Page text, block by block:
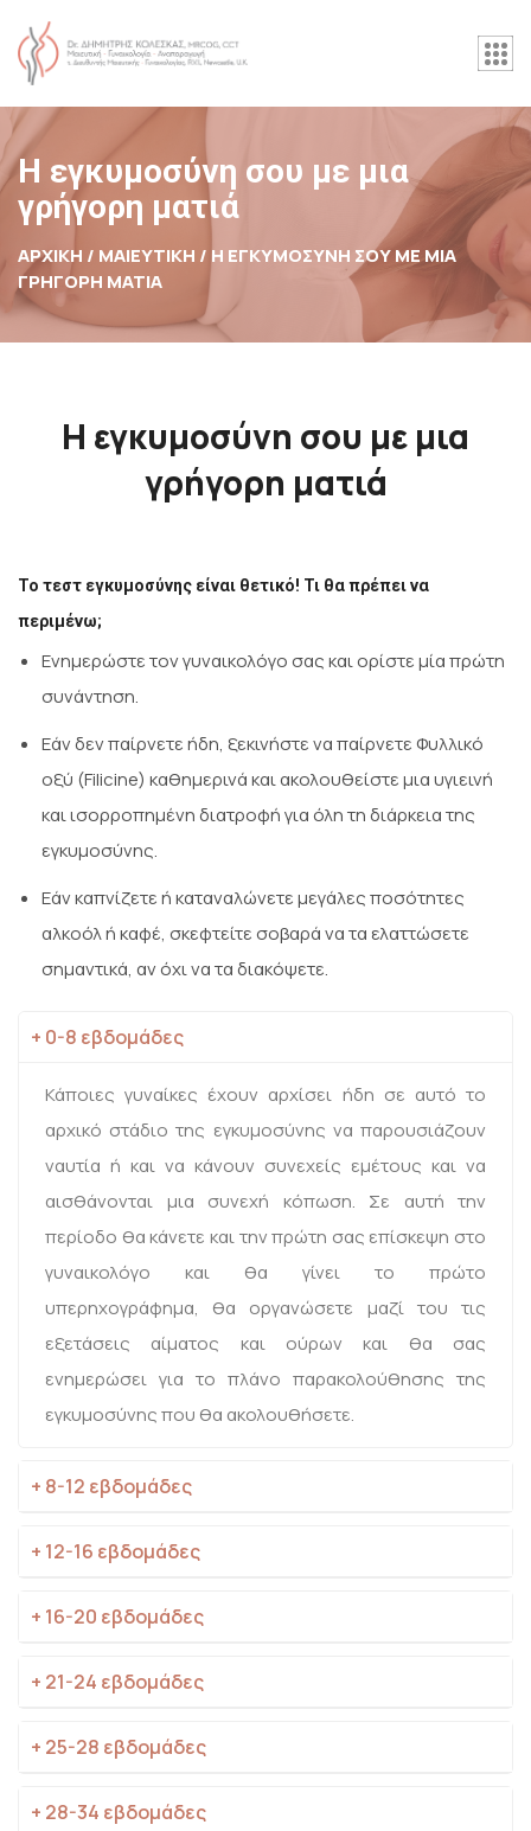
Η εγκυμοσύνη σου με μια
γρήγορη ματιά
ΑΡΧΙΚΉ / ΜΑΙΕΥΤΙΚΗ / Η ΕΓΚΥΜΟΣΎΝΗ ΣΟΥ ΜΕ ΜΙΑ
ΓΡΉΓΟΡΗ ΜΑΤΙΆ
Η εγκυμοσύνη σου με μια
γρήγορη ματιά
Το τεστ εγκυμοσύνης είναι θετικό! Τι θα πρέπει να
περιμένω;
Ενημερώστε τον γυναικολόγο σας και ορίστε μία πρώτη
συνάντηση.
Εάν δεν παίρνετε ήδη, ξεκινήστε να παίρνετε Φυλλικό
οξύ (Filicine) καθημερινά και ακολουθείστε μια υγιεινή
και ισορροπημένη διατροφή για όλη τη διάρκεια της
εγκυμοσύνης.
Εάν καπνίζετε ή καταναλώνετε μεγάλες ποσότητες
αλκοόλ ή καφέ, σκεφτείτε σοβαρά να τα ελαττώσετε
σημαντικά, αν όχι να τα διακόψετε.
+ 0-8 εβδομάδες
Κάποιες γυναίκες έχουν αρχίσει ήδη σε αυτό το
αρχικό στάδιο της εγκυμοσύνης να παρουσιάζουν
ναυτία ή και να κάνουν συνεχείς εμέτους και να
αισθάνονται μια συνεχή κόπωση. Σε αυτή την
περίοδο θα κάνετε και την πρώτη σας επίσκεψη στο
γυναικολόγο και θα γίνει το πρώτο
υπερηχογράφημα, θα οργανώσετε μαζί του τις
εξετάσεις αίματος και ούρων και θα σας
ενημερώσει για το πλάνο παρακολούθησης της
εγκυμοσύνης που θα ακολουθήσετε.
+ 8-12 εβδομάδες
+ 12-16 εβδομάδες
+ 16-20 εβδομάδες
+ 21-24 εβδομάδες
+ 25-28 εβδομάδες
+ 28-34 εβδομάδες